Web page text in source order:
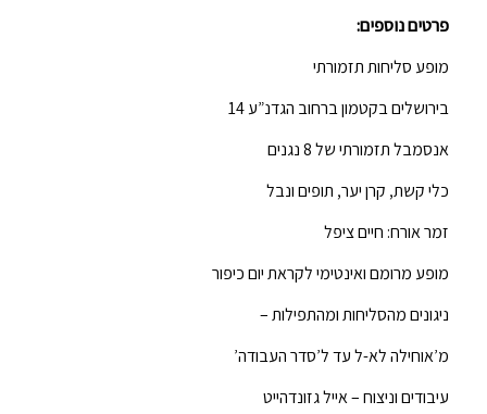
פרטים נוספים:
מופע סליחות תזמורתי
בירושלים בקטמון ברחוב הגדנ”ע 14
אנסמבל תזמורתי של 8 נגנים
כלי קשת, קרן יער, תופים ונבל
זמר אורח: חיים ציפל
מופע מרומם ואינטימי לקראת יום כיפור
ניגונים מהסליחות ומהתפילות –
מ’אוחילה לא-ל עד ל’סדר העבודה’
עיבודים וניצוח – אייל גזונדהייט